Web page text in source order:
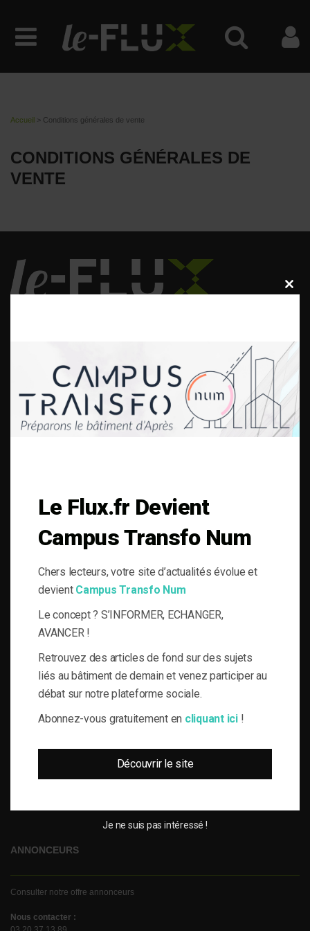
Accueil > Conditions générales de vente
CONDITIONS GÉNÉRALES DE
VENTE
le-Flux est né de la volonté de proposer aux acteurs de la gestion technique
du bâtiment, de l’information journalistique inédite, fiable et multi-expertises.
Une actualité toujours connectée à des enjeux règlementaires et para-
réglementaires forts. La plateforme web le-Flux est construite autour de 4
grandes thématiques ancrées dans la réalité métier de ses lecteurs :
« Efficacité énergétique », « Conformité, pathologies & Polluants »,
« Bâtiment Connecté » et « Problématiques émergentes et Nouvelles
préoccupations ». le-Flux c’est un concentré de partages d’expériences, de
Mentions légales
Cookies
Nous contacter
Conformité, Pathologies & Polluants
Batiment connecté
ANNONCEURS
Consulter notre offre annonceurs
Nous contacter :
CLOSE
Le Flux.fr Devient
Campus Transfo Num
Chers lecteurs, votre site d’actualités évolue et
devient Campus Transfo Num
Le concept ? S’INFORMER, ECHANGER,
AVANCER !
Retrouvez des articles de fond sur des sujets
liés au bâtiment de demain et venez participer au
débat sur notre plateforme sociale.
Abonnez-vous gratuitement en cliquant ici!
Découvrir le site
Je ne suis pas intéressé !